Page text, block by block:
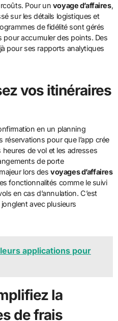
Pour un voyage d’affaires,
sur les détails logistiques et
de fidélité sont gérés
pour accumuler des points. Des
pour ses rapports analytiques
vos itinéraires
en un planning
pour que l’app crée
heures de vol et les adresses
de porte
lors desvoyages d’affaires
fonctionnalités comme le suivi
en cas d’annulation. C’est
avec plusieurs
applications pour
la
de frais